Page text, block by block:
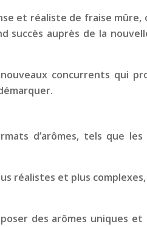
et réaliste de fraise mûre,
succès auprès de la
concurrents qui
d’arômes, tels que
réalistes et plus
des arômes uniques